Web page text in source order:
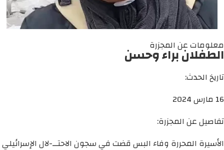
معلومات عن المجزرة
الطفلان براء وحسن
تاريخ الحدث:
16 مارس 2024
تفاصيل عن المجزرة:
الأسيرة المحررة وفاء البس قضت في سجون الاحتــ-لال الإسرائيلي